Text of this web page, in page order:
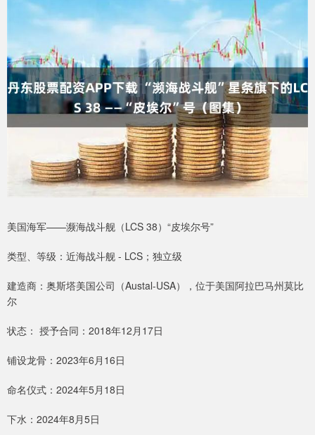
美国海军——濒海战斗舰（LCS 38）“皮埃尔号”
类型、等级：近海战斗舰 - LCS；独立级
建造商：奥斯塔美国公司（Austal-USA），位于美国阿拉巴马州莫比
尔
状态： 授予合同：2018年12月17日
铺设龙骨：2023年6月16日
命名仪式：2024年5月18日
下水：2024年8月5日